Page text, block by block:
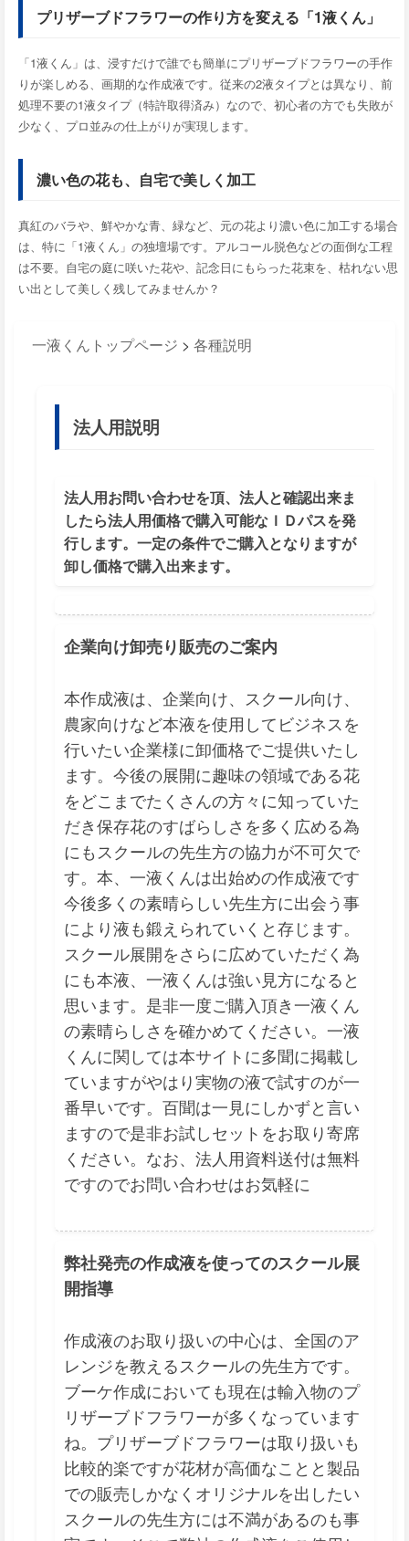
プリザーブドフラワーの作り方を変える「1液くん」
「1液くん」は、浸すだけで誰でも簡単にプリザーブドフラワーの手作
りが楽しめる、画期的な作成液です。従来の2液タイプとは異なり、前
処理不要の1液タイプ（特許取得済み）なので、初心者の方でも失敗が
少なく、プロ並みの仕上がりが実現します。
濃い色の花も、自宅で美しく加工
真紅のバラや、鮮やかな青、緑など、元の花より濃い色に加工する場合
は、特に「1液くん」の独壇場です。アルコール脱色などの面倒な工程
は不要。自宅の庭に咲いた花や、記念日にもらった花束を、枯れない思
い出として美しく残してみませんか？
一液くんトップページ > 各種説明
法人用説明
法人用お問い合わせを頂、法人と確認出来ま
したら法人用価格で購入可能なＩＤパスを発
行します。一定の条件でご購入となりますが
卸し価格で購入出来ます。
企業向け卸売り販売のご案内
本作成液は、企業向け、スクール向け、
農家向けなど本液を使用してビジネスを
行いたい企業様に卸価格でご提供いたし
ます。今後の展開に趣味の領域である花
をどこまでたくさんの方々に知っていた
だき保存花のすばらしさを多く広める為
にもスクールの先生方の協力が不可欠で
す。本、一液くんは出始めの作成液です
今後多くの素晴らしい先生方に出会う事
により液も鍛えられていくと存じます。
スクール展開をさらに広めていただく為
にも本液、一液くんは強い見方になると
思います。是非一度ご購入頂き一液くん
の素晴らしさを確かめてください。一液
くんに関しては本サイトに多聞に掲載し
ていますがやはり実物の液で試すのが一
番早いです。百聞は一見にしかずと言い
ますので是非お試しセットをお取り寄席
ください。なお、法人用資料送付は無料
ですのでお問い合わせはお気軽に
弊社発売の作成液を使ってのスクール展
開指導
作成液のお取り扱いの中心は、全国のア
レンジを教えるスクールの先生方です。
ブーケ作成においても現在は輸入物のプ
リザーブドフラワーが多くなっています
ね。プリザーブドフラワーは取り扱いも
比較的楽ですが花材が高価なことと製品
での販売しかなくオリジナルを出したい
スクールの先生方には不満があるのも事